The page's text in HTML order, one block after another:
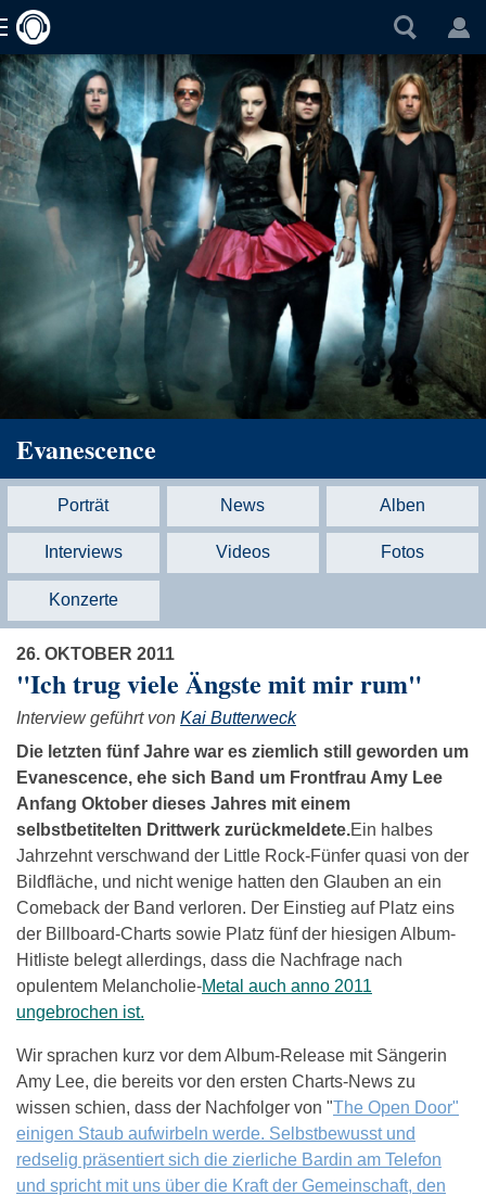
Evanescence
Porträt News Alben
Interviews Videos Fotos
Konzerte
26. OKTOBER 2011
"Ich trug viele Ängste mit mir rum"
Interview geführt von Kai Butterweck
Die letzten fünf Jahre war es ziemlich still geworden um
Evanescence, ehe sich Band um Frontfrau Amy Lee
Anfang Oktober dieses Jahres mit einem
selbstbetitelten Drittwerk zurückmeldete.Ein halbes
Jahrzehnt verschwand der Little Rock-Fünfer quasi von der
Bildfläche, und nicht wenige hatten den Glauben an ein
Comeback der Band verloren. Der Einstieg auf Platz eins
der Billboard-Charts sowie Platz fünf der hiesigen Album-
Hitliste belegt allerdings, dass die Nachfrage nach
opulentem Melancholie-Metal auch anno 2011
ungebrochen ist.
Wir sprachen kurz vor dem Album-Release mit Sängerin
Amy Lee, die bereits vor den ersten Charts-News zu
wissen schien, dass der Nachfolger von "The Open Door"
einigen Staub aufwirbeln werde. Selbstbewusst und
redselig präsentiert sich die zierliche Bardin am Telefon
und spricht mit uns über die Kraft der Gemeinschaft, den